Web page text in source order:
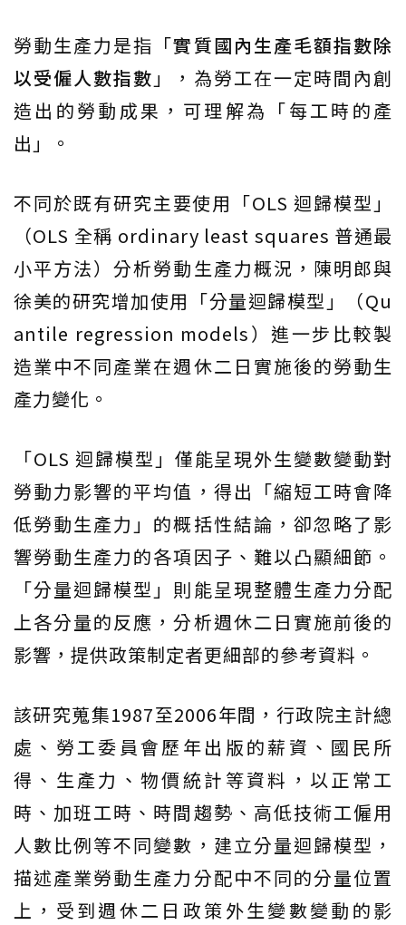
勞動生產力是指「實質國內生產毛額指數除
以受僱人數指數 」，為勞工在一定時間內創
造出的勞動成果，可理解為「每工時的產
出」。
不同於既有研究主要使用「OLS 迴歸模型」
（OLS 全稱 ordinary least squares 普通最
小平方法）分析勞動生產力概況，陳明郎與
徐美的研究增加使用「分量迴歸模型」（Qu
antile regression models）進一步比較製
造業中不同產業在週休二日實施後的勞動生
產力變化。
「OLS 迴歸模型」僅能呈現外生變數變動對
勞動力影響的平均值，得出「縮短工時會降
低勞動生產力」的概括性結論，卻忽略了影
響勞動生產力的各項因子、難以凸顯細節。
「分量迴歸模型」則能呈現整體生產力分配
上各分量的反應，分析週休二日實施前後的
影響，提供政策制定者更細部的參考資料。
該研究蒐集1987至2006年間，行政院主計總
處、勞工委員會歷年出版的薪資、國民所
得、生產力、物價統計等資料，以正常工
時、加班工時、時間趨勢、高低技術工僱用
人數比例等不同變數，建立分量迴歸模型，
描述產業勞動生產力分配中不同的分量位置
上，受到週休二日政策外生變數變動的影